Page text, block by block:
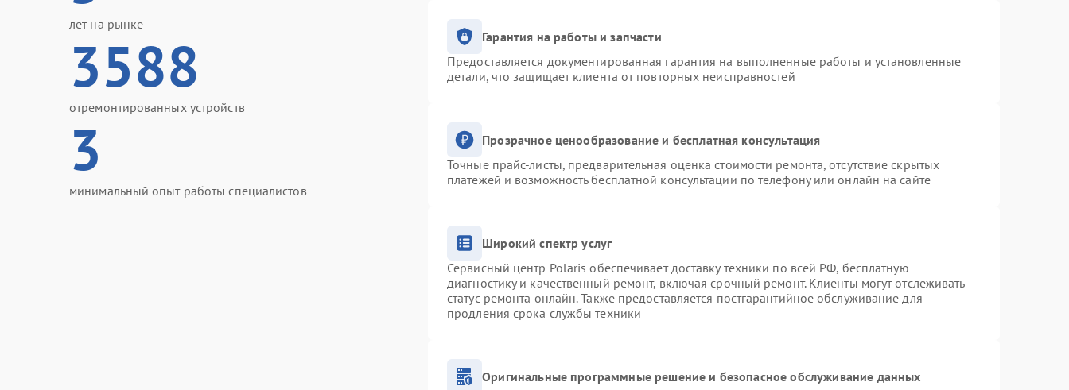
лет на рынке
3588
отремонтированных устройств
3
минимальный опыт работы специалистов
Гарантия на работы и запчасти
Предоставляется документированная гарантия на выполненные работы и установленные
детали, что защищает клиента от повторных неисправностей
Прозрачное ценообразование и бесплатная консультация
Точные прайс-листы, предварительная оценка стоимости ремонта, отсутствие скрытых
платежей и возможность бесплатной консультации по телефону или онлайн на сайте
Широкий спектр услуг
Сервисный центр Polaris обеспечивает доставку техники по всей РФ, бесплатную
диагностику и качественный ремонт, включая срочный ремонт. Клиенты могут отслеживать
статус ремонта онлайн. Также предоставляется постгарантийное обслуживание для
продления срока службы техники
Оригинальные программные решение и безопасное обслуживание данных